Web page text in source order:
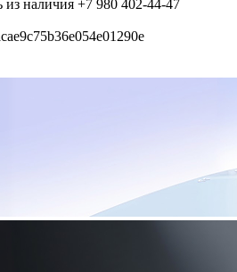
наличия +7 980 402-44-47